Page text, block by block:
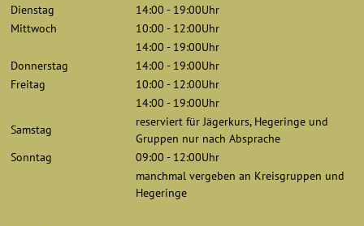
Dienstag
14:00 - 19:00Uhr
Mittwoch
10:00 - 12:00Uhr
14:00 - 19:00Uhr
Donnerstag
14:00 - 19:00Uhr
Freitag
10:00 - 12:00Uhr
14:00 - 19:00Uhr
Samstag
reserviert für Jägerkurs, Hegeringe und
Gruppen nur nach Absprache
Sonntag
09:00 - 12:00Uhr
manchmal vergeben an Kreisgruppen und
Hegeringe